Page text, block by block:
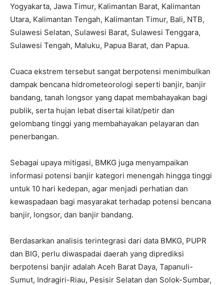
Yogyakarta, Jawa Timur, Kalimantan Barat, Kalimantan
Utara, Kalimantan Tengah, Kalimantan Timur, Bali, NTB,
Sulawesi Selatan, Sulawesi Barat, Sulawesi Tenggara,
Sulawesi Tengah, Maluku, Papua Barat, dan Papua.
Cuaca ekstrem tersebut sangat berpotensi menimbulkan
dampak bencana hidrometeorologi seperti banjir, banjir
bandang, tanah longsor yang dapat membahayakan bagi
publik, serta hujan lebat disertai kilat/petir dan
gelombang tinggi yang membahayakan pelayaran dan
penerbangan.
Sebagai upaya mitigasi, BMKG juga menyampaikan
informasi potensi banjir kategori menengah hingga tinggi
untuk 10 hari kedepan, agar menjadi perhatian dan
kewaspadaan bagi masyarakat terhadap potensi bencana
banjir, longsor, dan banjir bandang.
Berdasarkan analisis terintegrasi dari data BMKG, PUPR
dan BIG, perlu diwaspadai daerah yang diprediksi
berpotensi banjir adalah Aceh Barat Daya, Tapanuli-
Sumut, Indragiri-Riau, Pesisir Selatan dan Solok-Sumbar,